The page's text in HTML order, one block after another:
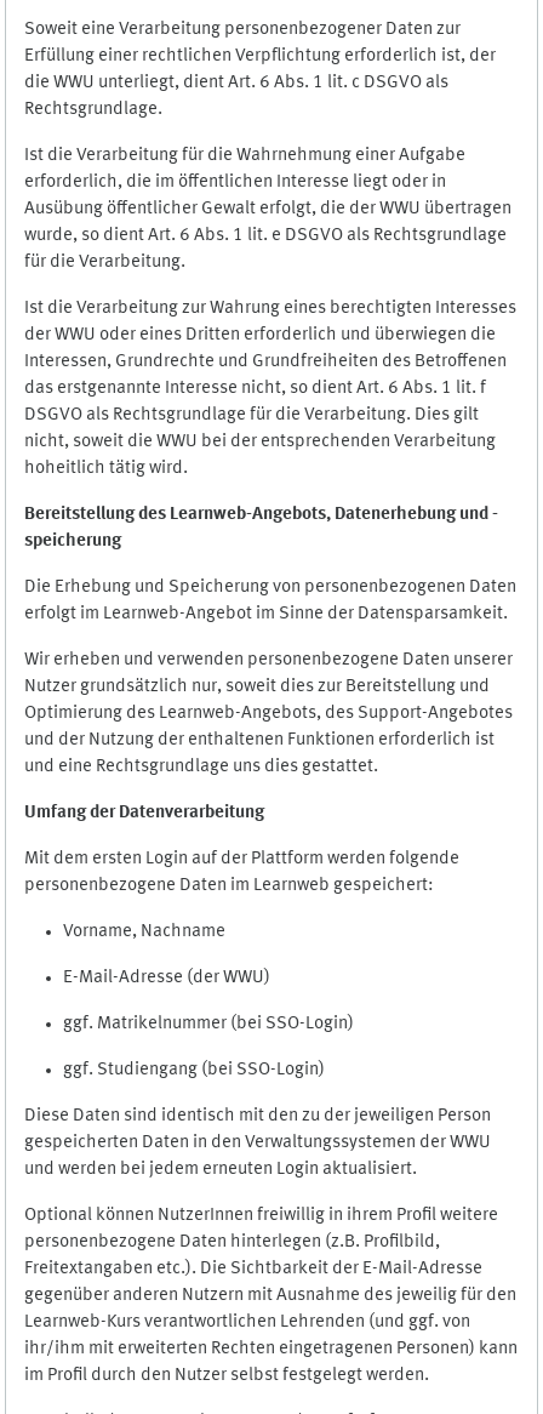
Soweit eine Verarbeitung personenbezogener Daten zur
Erfüllung einer rechtlichen Verpflichtung erforderlich ist, der
die WWU unterliegt, dient Art. 6 Abs. 1 lit. c DSGVO als
Rechtsgrundlage.
Ist die Verarbeitung für die Wahrnehmung einer Aufgabe
erforderlich, die im öffentlichen Interesse liegt oder in
Ausübung öffentlicher Gewalt erfolgt, die der WWU übertragen
wurde, so dient Art. 6 Abs. 1 lit. e DSGVO als Rechtsgrundlage
für die Verarbeitung.
Ist die Verarbeitung zur Wahrung eines berechtigten Interesses
der WWU oder eines Dritten erforderlich und überwiegen die
Interessen, Grundrechte und Grundfreiheiten des Betroffenen
das erstgenannte Interesse nicht, so dient Art. 6 Abs. 1 lit. f
DSGVO als Rechtsgrundlage für die Verarbeitung. Dies gilt
nicht, soweit die WWU bei der entsprechenden Verarbeitung
hoheitlich tätig wird.
Bereitstellung des Learnweb-Angebots, Datenerhebung und -
speicherung
Die Erhebung und Speicherung von personenbezogenen Daten
erfolgt im Learnweb-Angebot im Sinne der Datensparsamkeit.
Wir erheben und verwenden personenbezogene Daten unserer
Nutzer grundsätzlich nur, soweit dies zur Bereitstellung und
Optimierung des Learnweb-Angebots, des Support-Angebotes
und der Nutzung der enthaltenen Funktionen erforderlich ist
und eine Rechtsgrundlage uns dies gestattet.
Umfang der Datenverarbeitung
Mit dem ersten Login auf der Plattform werden folgende
personenbezogene Daten im Learnweb gespeichert:
Vorname, Nachname
E-Mail-Adresse (der WWU)
ggf. Matrikelnummer (bei SSO-Login)
ggf. Studiengang (bei SSO-Login)
Diese Daten sind identisch mit den zu der jeweiligen Person
gespeicherten Daten in den Verwaltungssystemen der WWU
und werden bei jedem erneuten Login aktualisiert.
Optional können NutzerInnen freiwillig in ihrem Profil weitere
personenbezogene Daten hinterlegen (z.B. Profilbild,
Freitextangaben etc.). Die Sichtbarkeit der E-Mail-Adresse
gegenüber anderen Nutzern mit Ausnahme des jeweilig für den
Learnweb-Kurs verantwortlichen Lehrenden (und ggf. von
ihr/ihm mit erweiterten Rechten eingetragenen Personen) kann
im Profil durch den Nutzer selbst festgelegt werden.